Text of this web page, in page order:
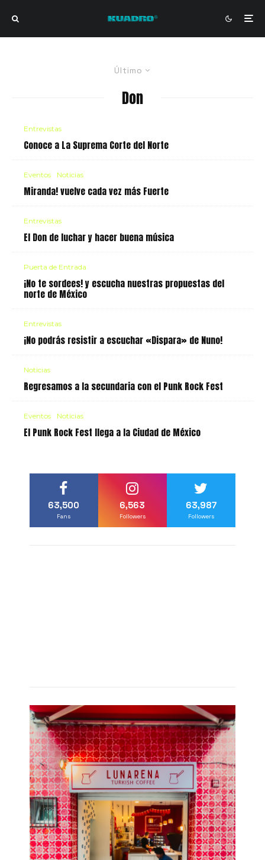
Último
Don
Entrevistas
Conoce a La Suprema Corte del Norte
Eventos Noticias
Miranda! vuelve cada vez más Fuerte
Entrevistas
El Don de luchar y hacer buena música
Puerta de Entrada
¡No te sordees! y escucha nuestras propuestas del
norte de México
Entrevistas
¡No podrás resistir a escuchar «Dispara» de Nuno!
Noticias
Regresamos a la secundaria con el Punk Rock Fest
Eventos Noticias
El Punk Rock Fest llega a la Ciudad de México
63,500
Fans
6,563
Followers
63,987
Followers